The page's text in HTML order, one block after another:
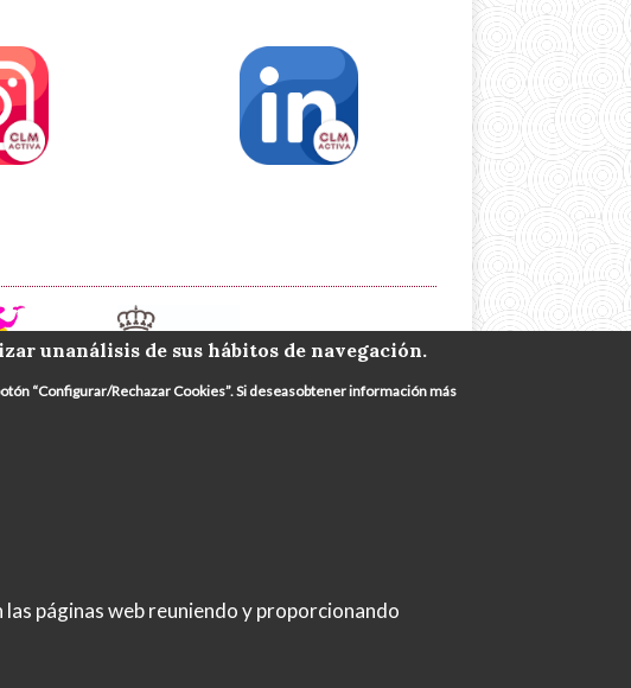
unanálisis de sus hábitos de navegación.
“Configurar/Rechazar Cookies”. Si deseasobtener información más
páginas web reuniendo y proporcionando